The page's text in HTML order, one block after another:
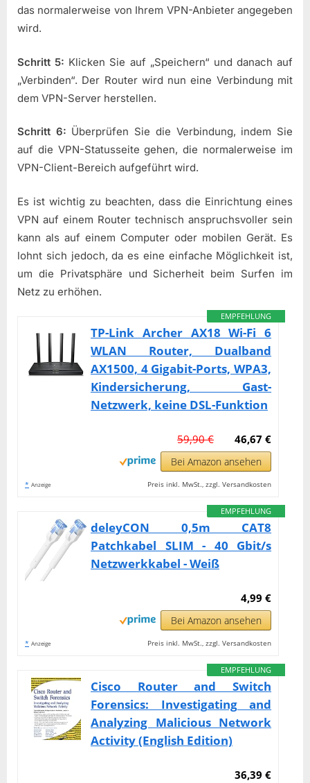
das normalerweise von Ihrem VPN-Anbieter angegeben
wird.
Schritt 5: Klicken Sie auf „Speichern“ und danach auf
„Verbinden“. Der Router wird nun eine Verbindung mit
dem VPN-Server herstellen.
Schritt 6: Überprüfen Sie die Verbindung, indem Sie
auf die VPN-Statusseite gehen, die normalerweise im
VPN-Client-Bereich aufgeführt wird.
Es ist wichtig zu beachten, dass die Einrichtung eines
VPN auf einem Router technisch anspruchsvoller sein
kann als auf einem Computer oder mobilen Gerät. Es
lohnt sich jedoch, da es eine einfache Möglichkeit ist,
um die Privatsphäre und Sicherheit beim Surfen im
Netz zu erhöhen.
EMPFEHLUNG
TP-Link Archer AX18 Wi-Fi 6
WLAN Router, Dualband
AX1500, 4 Gigabit-Ports, WPA3,
Kindersicherung, Gast-
Netzwerk, keine DSL-Funktion
46,67 €
59,90 €
Bei Amazon ansehen
* Anzeige Preis inkl. MwSt., zzgl. Versandkosten
EMPFEHLUNG
deleyCON 0,5m CAT8
Patchkabel SLIM - 40 Gbit/s
Netzwerkkabel - Weiß
4,99 €
Bei Amazon ansehen
* Anzeige Preis inkl. MwSt., zzgl. Versandkosten
EMPFEHLUNG
Cisco Router and Switch
Forensics: Investigating and
Analyzing Malicious Network
Activity (English Edition)
36,39 €